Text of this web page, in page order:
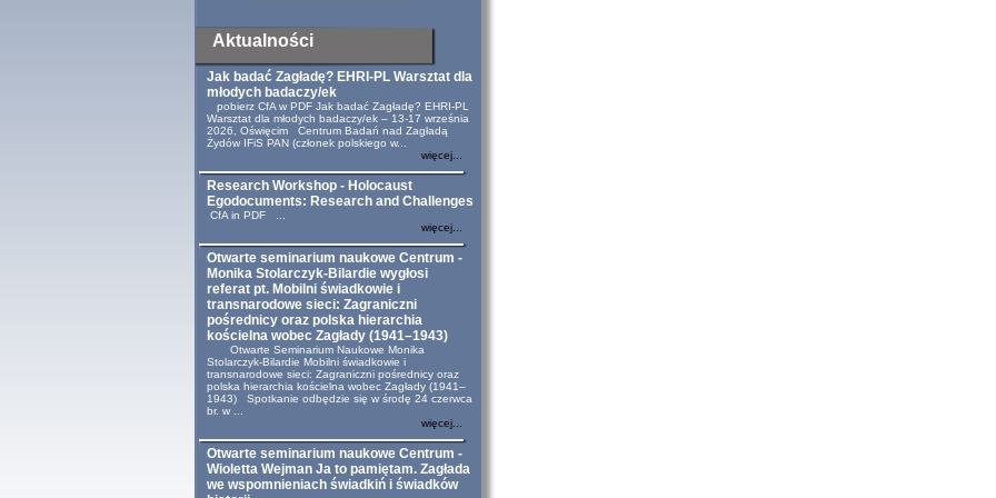
Aktualności
Jak badać Zagładę? EHRI-PL Warsztat dla
młodych badaczy/ek
pobierz CfA w PDF Jak badać Zagładę? EHRI-PL
Warsztat dla młodych badaczy/ek – 13-17 września
2026, Oświęcim Centrum Badań nad Zagładą
Żydów IFiS PAN (członek polskiego w...
więcej...
Research Workshop - Holocaust
Egodocuments: Research and Challenges
CfA in PDF ...
więcej...
Otwarte seminarium naukowe Centrum -
Monika Stolarczyk-Bilardie wygłosi
referat pt. Mobilni świadkowie i
transnarodowe sieci: Zagraniczni
pośrednicy oraz polska hierarchia
kościelna wobec Zagłady (1941–1943)
Otwarte Seminarium Naukowe Monika
Stolarczyk-Bilardie Mobilni świadkowie i
transnarodowe sieci: Zagraniczni pośrednicy oraz
polska hierarchia kościelna wobec Zagłady (1941–
1943) Spotkanie odbędzie się w środę 24 czerwca
br. w ...
więcej...
Otwarte seminarium naukowe Centrum -
Wioletta Wejman Ja to pamiętam. Zagłada
we wspomnieniach świadkiń i świadków